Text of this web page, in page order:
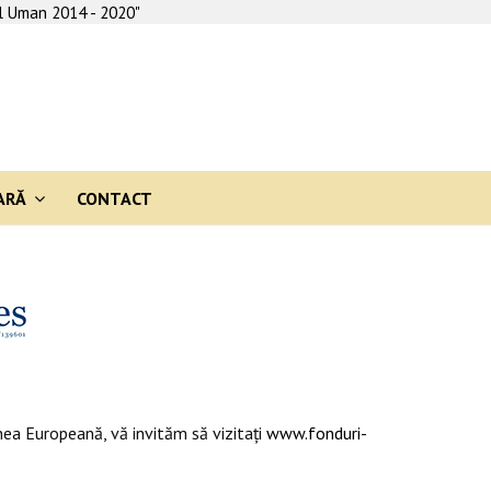
2014 - 2020"
CONTACT
Europeană, vă invităm să vizitaţi www.fonduri-